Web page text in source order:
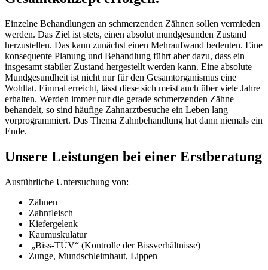
Einzelne Behandlungen an schmerzenden Zähnen sollen vermieden
werden. Das Ziel ist stets, einen absolut mundgesunden Zustand
herzustellen. Das kann zunächst einen Mehraufwand bedeuten. Eine
konsequente Planung und Behandlung führt aber dazu, dass ein
insgesamt stabiler Zustand hergestellt werden kann. Eine absolute
Mundgesundheit ist nicht nur für den Gesamtorganismus eine
Wohltat. Einmal erreicht, lässt diese sich meist auch über viele Jahre
erhalten. Werden immer nur die gerade schmerzenden Zähne
behandelt, so sind häufige Zahnarztbesuche ein Leben lang
vorprogrammiert. Das Thema Zahnbehandlung hat dann niemals ein
Ende.
Unsere Leistungen bei einer Erstberatung
Ausführliche Untersuchung von:
Zähnen
Zahnfleisch
Kiefergelenk
Kaumuskulatur
„Biss-TÜV“ (Kontrolle der Bissverhältnisse)
Zunge, Mundschleimhaut, Lippen